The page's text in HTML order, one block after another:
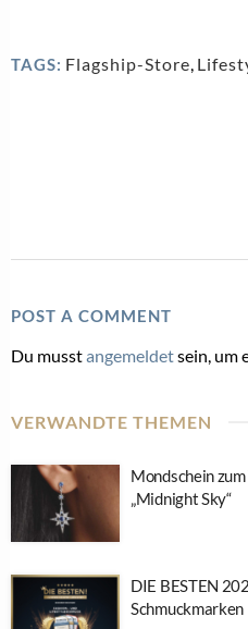
TAGS: Flagship-Store
POST A COMMENT
Du musstangemeldetsein, um
VERWANDTE THEMEN
Mondschein
„Midnight Sky“
DIE BESTEN
Schmuckmarken